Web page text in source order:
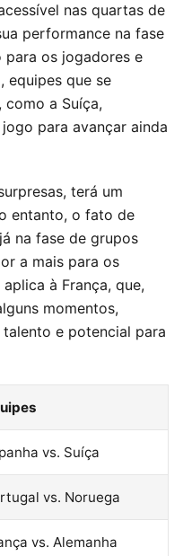
nas quartas de
performance na fase
para os jogadores e
equipes que se
a Suíça,
para avançar ainda
terá um
entanto, o fato de
na fase de grupos
a mais para os
à França, que,
momentos,
e potencial para
vs. Suíça
vs. Noruega
vs. Alemanha